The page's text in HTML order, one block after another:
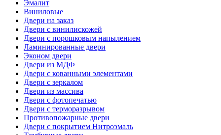
Эмалит
Виниловые
Двери на заказ
Двери с винилискожей
Двери с порошковым напылением
Ламинированные двери
Эконом двери
Двери из МДФ
Двери с кованными элементами
Двери с зеркалом
Двери из массива
Двери с фотопечатью
Двери с терморазрывом
Противопожарные двери
Двери с покрытием Нитроэмаль